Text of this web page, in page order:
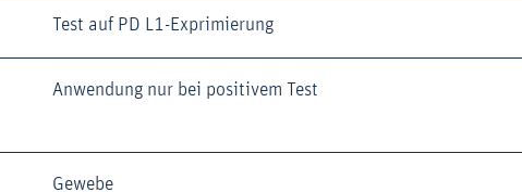
Test auf PD L1-Exprimierung
Anwendung nur bei positivem Test
Gewebe